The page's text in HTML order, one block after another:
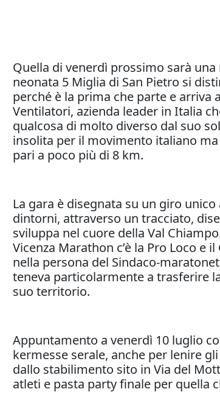
Quella di venerdì prossimo sarà
neonata 5 Miglia di San Pietro si
perché è la prima che parte e arriva
Ventilatori, azienda leader in Italia
qualcosa di molto diverso dal suo
insolita per il movimento italiano
pari a poco più di 8 km.
La gara è disegnata su un giro
dintorni, attraverso un tracciato,
sviluppa nel cuore della Val
Vicenza Marathon c’è la Pro Loco e
nella persona del Sindaco-
teneva particolarmente a trasferire
suo territorio.
Appuntamento a venerdì 10 luglio
kermesse serale, anche per lenire
dallo stabilimento sito in Via del
atleti e pasta party finale per quella